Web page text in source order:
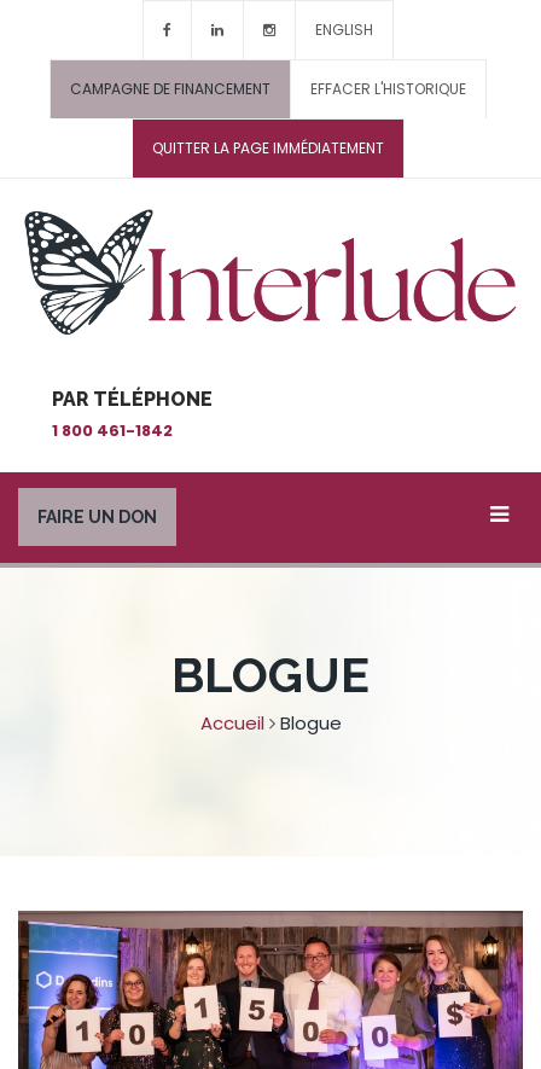
ENGLISH
CAMPAGNE DE FINANCEMENT EFFACER L'HISTORIQUE
QUITTER LA PAGE IMMÉDIATEMENT
PAR TÉLÉPHONE
1 800 461-1842
FAIRE UN DON
BLOGUE
Accueil Blogue